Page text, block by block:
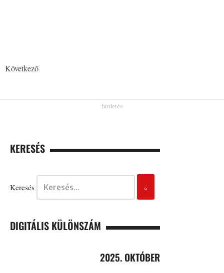
Következő
KERESÉS
Keresés
DIGITÁLIS KÜLÖNSZÁM
2025. OKTÓBER